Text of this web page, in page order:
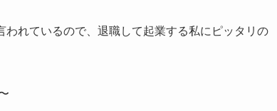
れているので、退職して起業する私にピッタリの